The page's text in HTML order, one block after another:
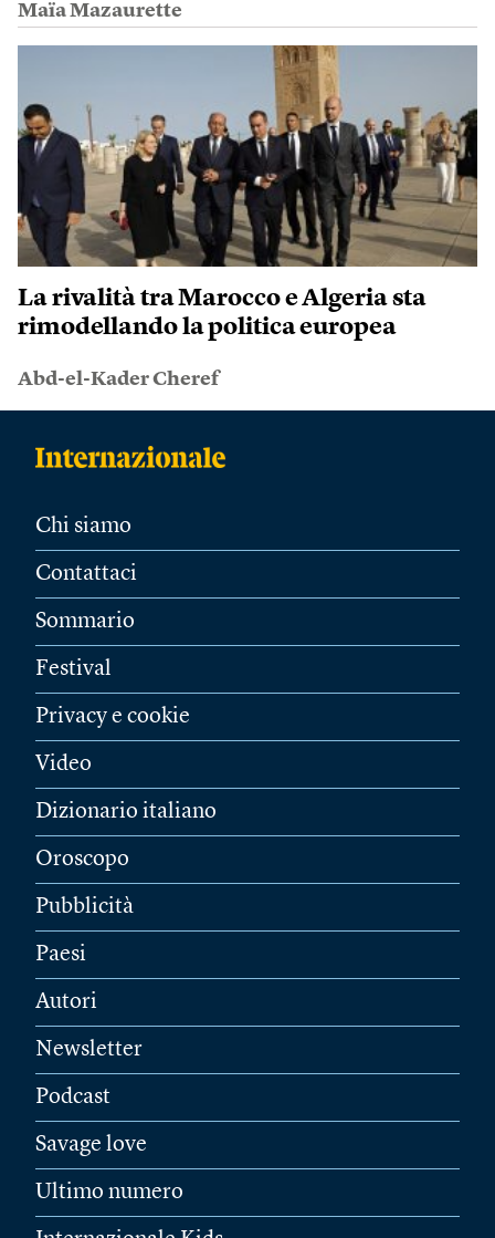
Maïa Mazaurette
La rivalità tra Marocco e Algeria sta
rimodellando la politica europea
Abd-el-Kader Cheref
Chi siamo
Contattaci
Sommario
Festival
Privacy e cookie
Video
Dizionario italiano
Oroscopo
Pubblicità
Paesi
Autori
Newsletter
Podcast
Savage love
Ultimo numero